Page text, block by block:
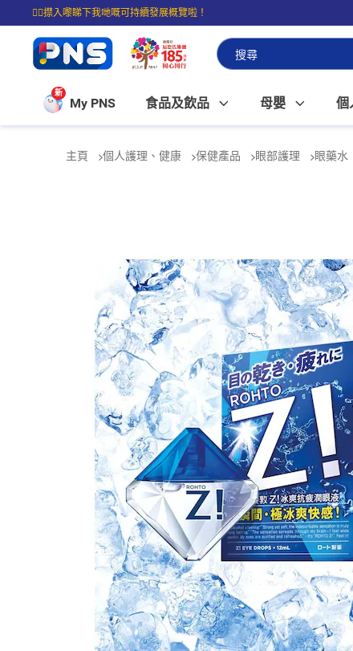
☝🏼㩒入嚟睇下我哋嘅可持續發展概覽啦！
⭐購物滿$399即享免費送貨；滿$100即可免費店取。
新
My PNS 食品及飲品 母嬰 個
主頁 個人護理、健康 保健產品 眼部護理 眼藥水